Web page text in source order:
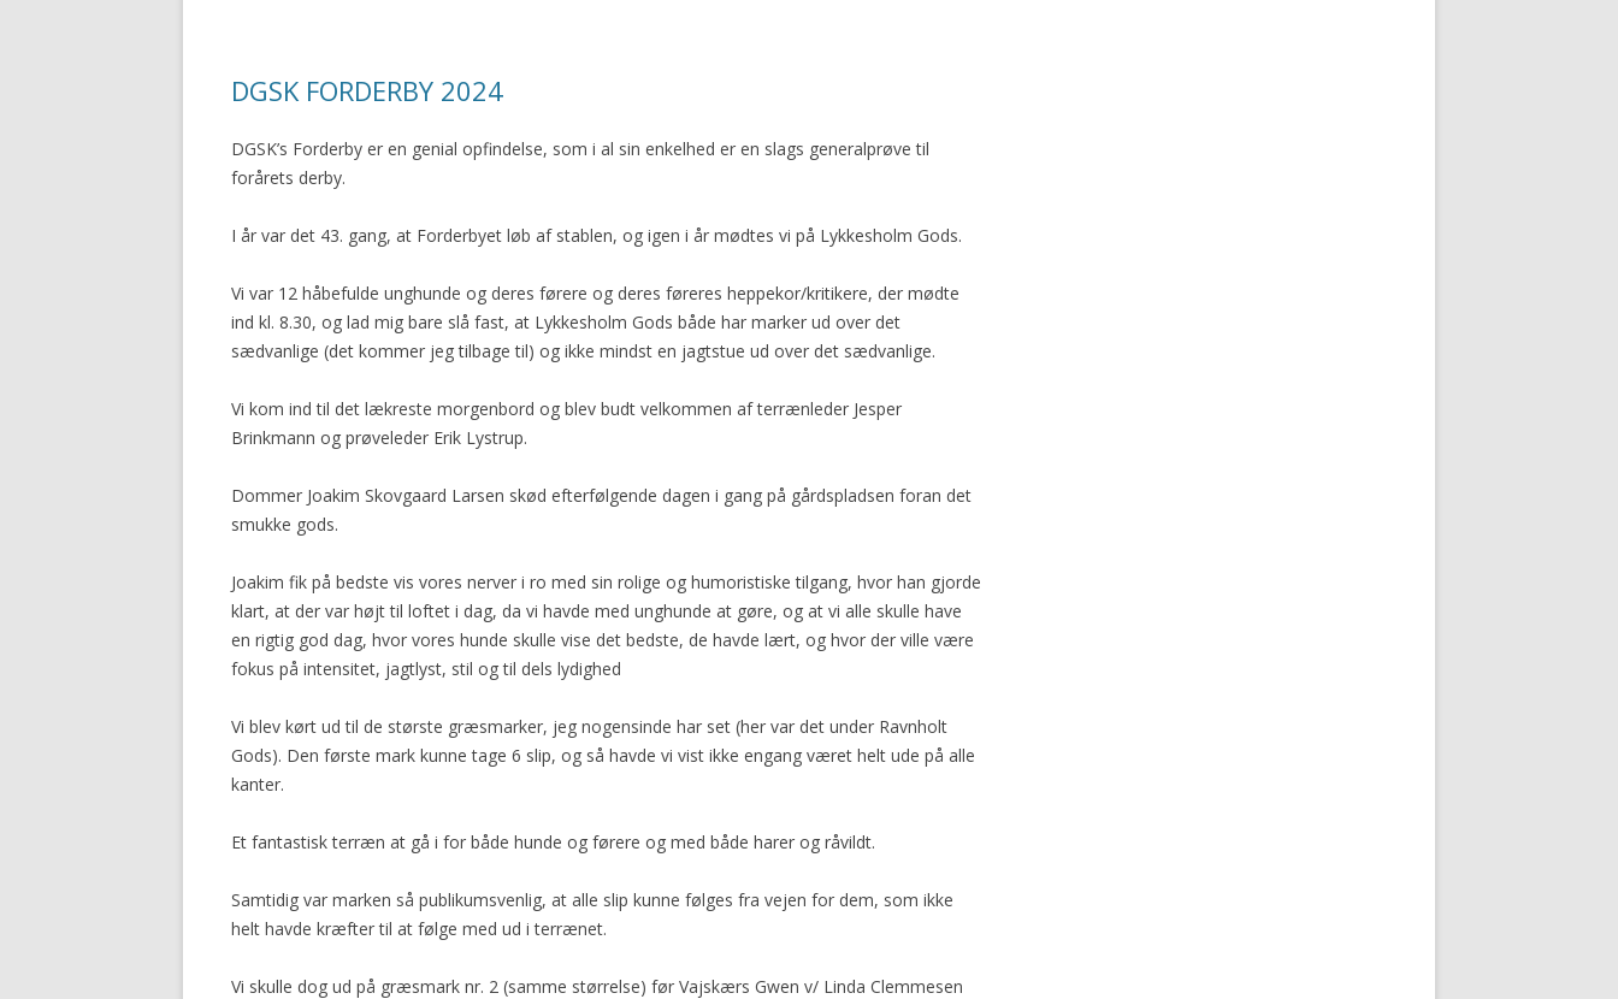
DGSK FORDERBY 2024
DGSK’s Forderby er en genial opfindelse, som i al sin enkelhed er en slags generalprøve til
forårets derby.
I år var det 43. gang, at Forderbyet løb af stablen, og igen i år mødtes vi på Lykkesholm Gods.
Vi var 12 håbefulde unghunde og deres førere og deres føreres heppekor/kritikere, der mødte
ind kl. 8.30, og lad mig bare slå fast, at Lykkesholm Gods både har marker ud over det
sædvanlige (det kommer jeg tilbage til) og ikke mindst en jagtstue ud over det sædvanlige.
Vi kom ind til det lækreste morgenbord og blev budt velkommen af terrænleder Jesper
Brinkmann og prøveleder Erik Lystrup.
Dommer Joakim Skovgaard Larsen skød efterfølgende dagen i gang på gårdspladsen foran det
smukke gods.
Joakim fik på bedste vis vores nerver i ro med sin rolige og humoristiske tilgang, hvor han gjorde
klart, at der var højt til loftet i dag, da vi havde med unghunde at gøre, og at vi alle skulle have
en rigtig god dag, hvor vores hunde skulle vise det bedste, de havde lært, og hvor der ville være
fokus på intensitet, jagtlyst, stil og til dels lydighed
Vi blev kørt ud til de største græsmarker, jeg nogensinde har set (her var det under Ravnholt
Gods). Den første mark kunne tage 6 slip, og så havde vi vist ikke engang været helt ude på alle
kanter.
Et fantastisk terræn at gå i for både hunde og førere og med både harer og råvildt.
Samtidig var marken så publikumsvenlig, at alle slip kunne følges fra vejen for dem, som ikke
helt havde kræfter til at følge med ud i terrænet.
Vi skulle dog ud på græsmark nr. 2 (samme størrelse) før Vajskærs Gwen v/ Linda Clemmesen